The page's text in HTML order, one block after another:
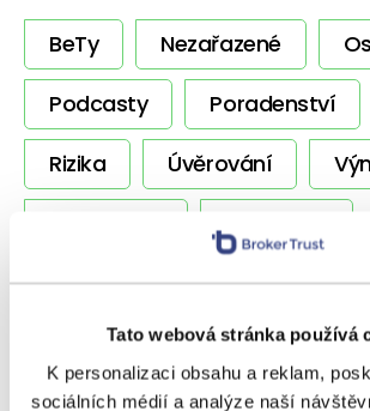
Tato webová stránka používá
K personalizaci obsahu a reklam,
sociálních médií a analýze naší
BeTy Nezařazené
Podcasty
Poradenství
Rizika
Úvěrování
SOUVISEJÍCÍ